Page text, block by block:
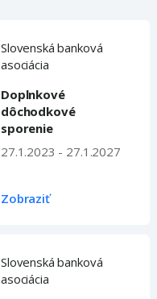
Slovenská banková
asociácia
Doplnkové
dôchodkové
sporenie
27.1.2023 - 27.1.2027
Zobraziť
Slovenská banková
asociácia